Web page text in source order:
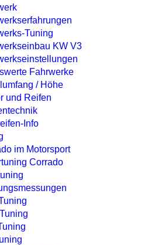
Tuning
KW V3
Fahrwerke
/ Höhe
und Reifen
Info
im Motorsport
Corrado